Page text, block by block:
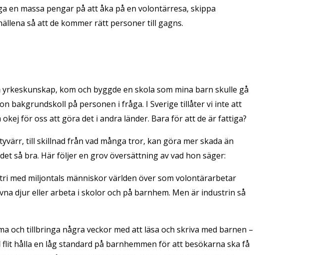
en massa pengar på att åka på en volontärresa, skippa
så att de kommer rätt personer till gagns.
kom och byggde en skola som mina barn skulle gå
bakgrundskoll på personen i fråga. I Sverige tillåter vi inte att
för oss att göra det i andra länder. Bara för att de är fattiga?
till skillnad från vad många tror, kan göra mer skada än
så bra. Här följer en grov översättning av vad hon säger:
med miljontals människor världen över som volontärarbetar
djur eller arbeta i skolor och på barnhem. Men är industrin så
och tillbringa några veckor med att läsa och skriva med barnen –
hålla en låg standard på barnhemmen för att besökarna ska få